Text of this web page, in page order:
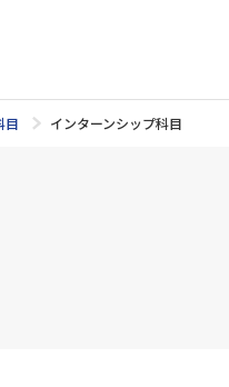
目 インターンシップ科目